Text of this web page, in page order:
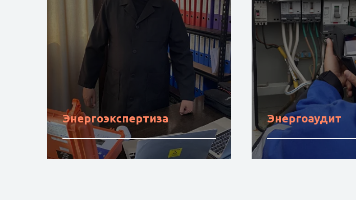
Энергоэкспертиза Энергоаудит